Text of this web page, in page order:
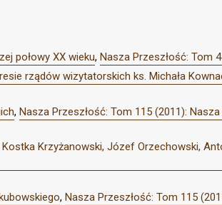
połowy XX wieku, Nasza Przeszłość: Tom
rządów wizytatorskich ks. Michała
, Nasza Przeszłość: Tom 115 (2011):
Krzyżanowski, Józef Orzechowski,
, Nasza Przeszłość: Tom 115